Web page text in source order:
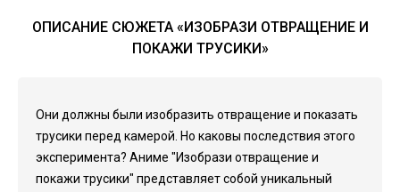
ОПИСАНИЕ СЮЖЕТА «ИЗОБРАЗИ ОТВРАЩЕНИЕ И
ПОКАЖИ ТРУСИКИ»
Они должны были изобразить отвращение и показать
трусики перед камерой. Но каковы последствия этого
эксперимента? Аниме "Изобрази отвращение и
покажи трусики" представляет собой уникальный